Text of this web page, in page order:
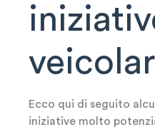
Ecco qui di seguito
iniziative molto